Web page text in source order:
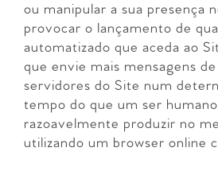
ou manipular a sua presença
provocar o lançamento de
automatizado que aceda ao
que envie mais mensagens
servidores do Site num
tempo do que um ser
razoavelmente produzir no
utilizando um browser online